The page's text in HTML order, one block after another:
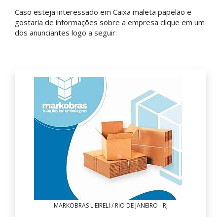
Caso esteja interessado em Caixa maleta papelão e
gostaria de informações sobre a empresa clique em um
dos anunciantes logo a seguir:
MARKOBRAS L EIRELI / RIO DE JANEIRO - RJ